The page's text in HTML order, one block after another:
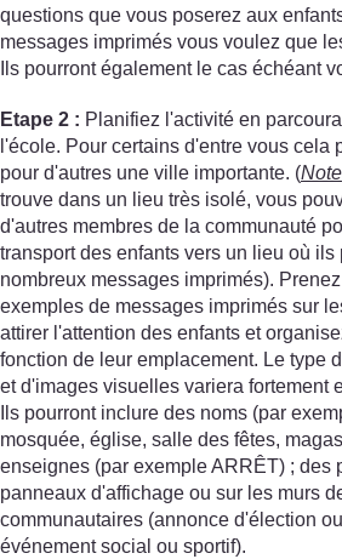
questions que vous poserez aux
messages imprimés vous voulez que
Ils pourront également le cas échéant
Etape 2 : Planifiez l'activité en
l'école. Pour certains d'entre vous cela
pour d'autres une ville importante. (Note
trouve dans un lieu très isolé, vous
d'autres membres de la communauté
transport des enfants vers un lieu où ils
nombreux messages imprimés).
exemples de messages imprimés sur
attirer l'attention des enfants et
fonction de leur emplacement. Le type
et d'images visuelles variera fortement
Ils pourront inclure des noms (par
mosquée, église, salle des fêtes,
enseignes (par exemple ARRÊT) ; des
panneaux d'affichage ou sur les murs
communautaires (annonce d'élection
événement social ou sportif).